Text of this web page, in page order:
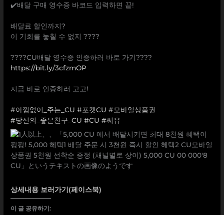
✔️배달 구매 영수증 바코드 입력하면 끝!
배달료 할인까지?
이 기회를 놓칠 수 없지 ????
????CU배달 영수증 인증하러 바로 가기????
https://bit.ly/3cfzmOP
지금 바로 인증하러 고고!
#아낌없이_주는_CU #포켓CU #모바일상품권
#당신의_좋은친구_CU #CU #씨유
상세내용 보러가기(페이스북)
이 글 공유하기: